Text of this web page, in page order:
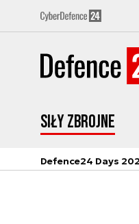
Siły zbrojne
Defence24 Days